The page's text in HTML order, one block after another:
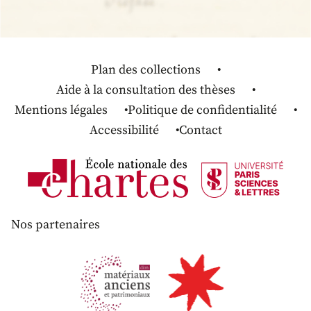
Plan des collections
Aide à la consultation des thèses
Mentions légales
Politique de confidentialité
Accessibilité
Contact
Nos partenaires